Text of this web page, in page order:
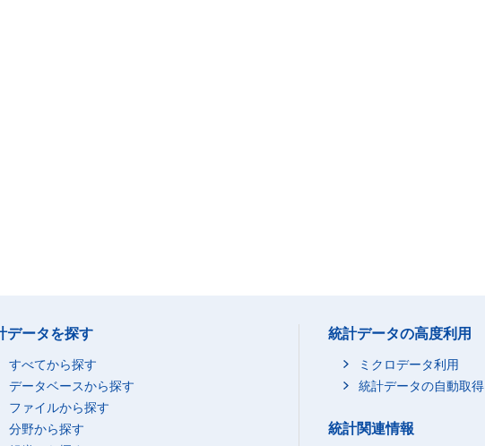
データを探す
すべてから探す
データベースから探す
ファイルから探す
分野から探す
統計データの高度利用
ミクロデータ利用
統計データの自動取得
統計関連情報